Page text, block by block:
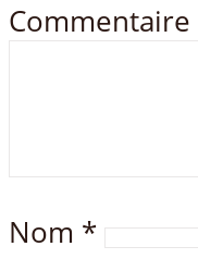
Commentaire
Nom *